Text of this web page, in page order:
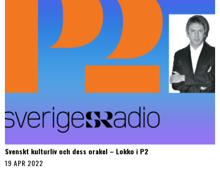
Svenskt kulturliv och dess orakel – Lokko i P2
19 APR 2022